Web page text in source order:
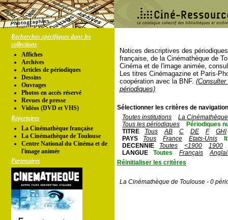
Recherches spécifiques dans les
collections
Affiches
Archives
Articles de périodiques
Dessins
Ouvrages
Photos en accés réservé
Revues de presse
Vidéos (DVD et VHS)
Répertoires
La Cinémathèque française
La Cinémathèque de Toulouse
Centre National du Cinéma et de
l'image animée
Partenaires
Notices descriptives des
française, de la Cinémathèque de
Cinéma et de l'image animée,
Les titres Cinémagazine et Paris-
coopération avec la BNF.
périodiques)
Sélectionner les critères de
Toutes institutions
La
Tous les périodiques
Périodiques
TITRE
Tous AB C DE F
GHI
PAYS
Tous France Etats-Unis
DECENNIE
Toutes <1900
1900
LANGUE
Toutes Français
Réinitialiser les critères
La Cinémathèque de Toulouse - 0